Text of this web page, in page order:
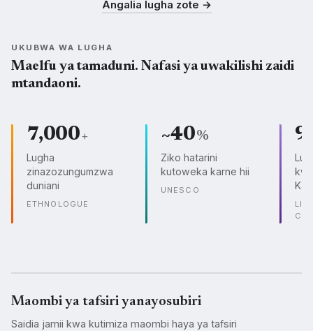
Angalia lugha zote →
UKUBWA WA LUGHA
Maelfu ya tamaduni. Nafasi ya uwakilishi zaidi
mtandaoni.
7,000+
Lugha
zinazozungumzwa
duniani
ETHNOLOGUE
~40%
Ziko hatarini
kutoweka karne hii
UNESCO
Maombi ya tafsiri yanayosubiri
Saidia jamii kwa kutimiza maombi haya ya tafsiri